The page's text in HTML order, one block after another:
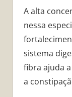
A alta
nessa
sistema
fibra ajuda
a